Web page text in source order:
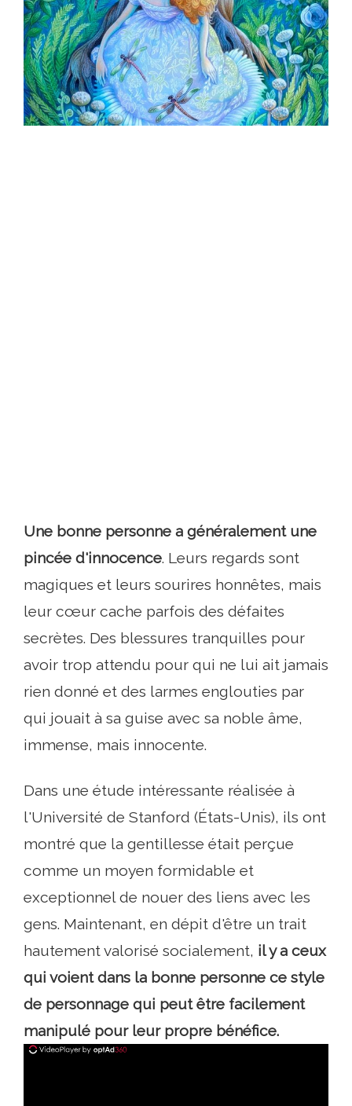
Une bonne personne a généralement une
pincée d'innocence. Leurs regards sont
magiques et leurs sourires honnêtes, mais
leur cœur cache parfois des défaites
secrètes. Des blessures tranquilles pour
avoir trop attendu pour qui ne lui ait jamais
rien donné et des larmes englouties par
qui jouait à sa guise avec sa noble âme,
immense, mais innocente.
Dans une étude intéressante réalisée à
l'Université de Stanford (États-Unis), ils ont
montré que la gentillesse était perçue
comme un moyen formidable et
exceptionnel de nouer des liens avec les
gens. Maintenant, en dépit d'être un trait
hautement valorisé socialement, il y a ceux
qui voient dans la bonne personne ce style
de personnage qui peut être facilement
manipulé pour leur propre bénéfice.